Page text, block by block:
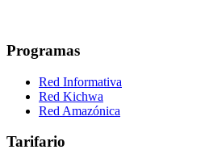
Programas
Red Informativa
Red Kichwa
Red Amazónica
Tarifario